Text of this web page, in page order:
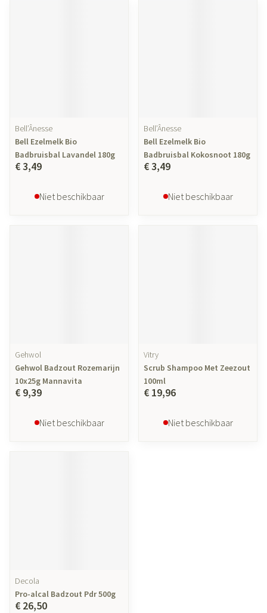
Bell’Ânesse
Bell Ezelmelk Bio
Badbruisbal Lavandel 180g
€ 3,49
Niet beschikbaar
Bell’Ânesse
Bell Ezelmelk Bio
Badbruisbal Kokosnoot 180g
€ 3,49
Niet beschikbaar
Gehwol
Gehwol Badzout Rozemarijn
10x25g Mannavita
€ 9,39
Niet beschikbaar
Vitry
Scrub Shampoo Met Zeezout
100ml
€ 19,96
Niet beschikbaar
Decola
Pro-alcal Badzout Pdr 500g
€ 26,50